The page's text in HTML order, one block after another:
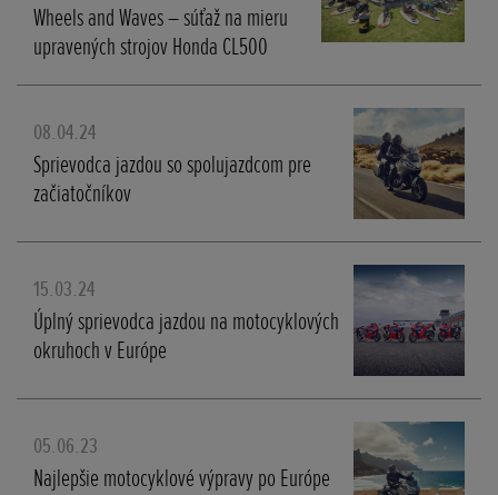
Wheels and Waves – súťaž na mieru
upravených strojov Honda CL500
08.04.24
Sprievodca jazdou so spolujazdcom pre
začiatočníkov
15.03.24
Úplný sprievodca jazdou na motocyklových
okruhoch v Európe
05.06.23
Najlepšie motocyklové výpravy po Európe